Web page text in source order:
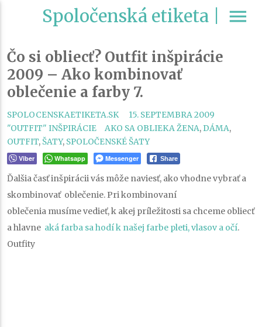
Spoločenská etiketa | menu
Čo si obliecť? Outfit inšpirácie
2009 – Ako kombinovať
oblečenie a farby 7.
SPOLOCENSKAETIKETA.SK
15. SEPTEMBRA 2009
CATEGORIES
"OUTFIT" INŠPIRÁCIE TAGS
AKO SA OBLIEKA ŽENA, DÁMA,
OUTFIT, ŠATY, SPOLOČENSKÉ ŠATY
Viber Whatsapp Messenger Share
Ďalšia časť inšpirácii vás môže naviesť, ako vhodne vybrať a
skombinovať oblečenie. Pri kombinovaní
oblečenia musíme vedieť, k akej príležitosti sa chceme obliecť
a hlavne aká farba sa hodí k našej farbe pleti, vlasov a očí.
Outfity